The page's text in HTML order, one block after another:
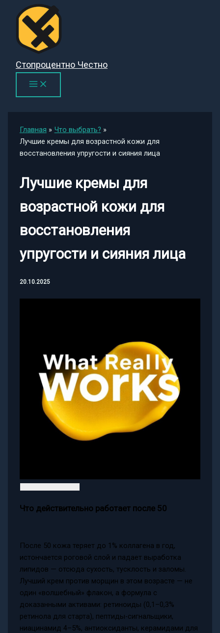
Перейти
содержимому
Стопроцентно Честно
Главная
Что выбрать?
Лучшие кремы для возрастной кожи для
восстановления упругости и сияния лица
Лучшие кремы для
возрастной кожи для
восстановления
упругости и сияния лица
20.10.2025
Что действительно работает после 50
После 50 кожа теряет до 1% коллагена в год,
истончается роговой слой и падает выработка
липидов — отсюда сухость, тусклость и заломы.
Лучший крем против морщин в этом возрасте — не
один «волшебный» флакон, а формула с
доказанными активами: ретиноиды (0,1–0,3%
ретинола для старта), пептиды-сигнальщики,
ниацинамид 4–5%, антиоксиданты, керамидами для